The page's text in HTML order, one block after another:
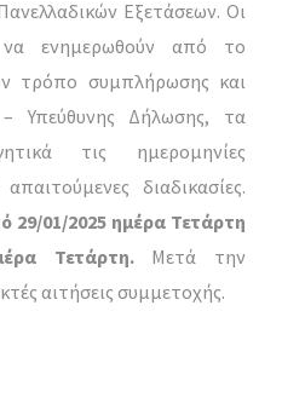
Εξετάσεων. Οι
ενημερωθούν από το
τρόπο συμπλήρωσης και
Υπεύθυνης Δήλωσης, τα
τις ημερομηνίες
διαδικασίες.
29/01/2025 ημέρα Τετάρτη
Τετάρτη.Μετά την
αιτήσεις συμμετοχής.